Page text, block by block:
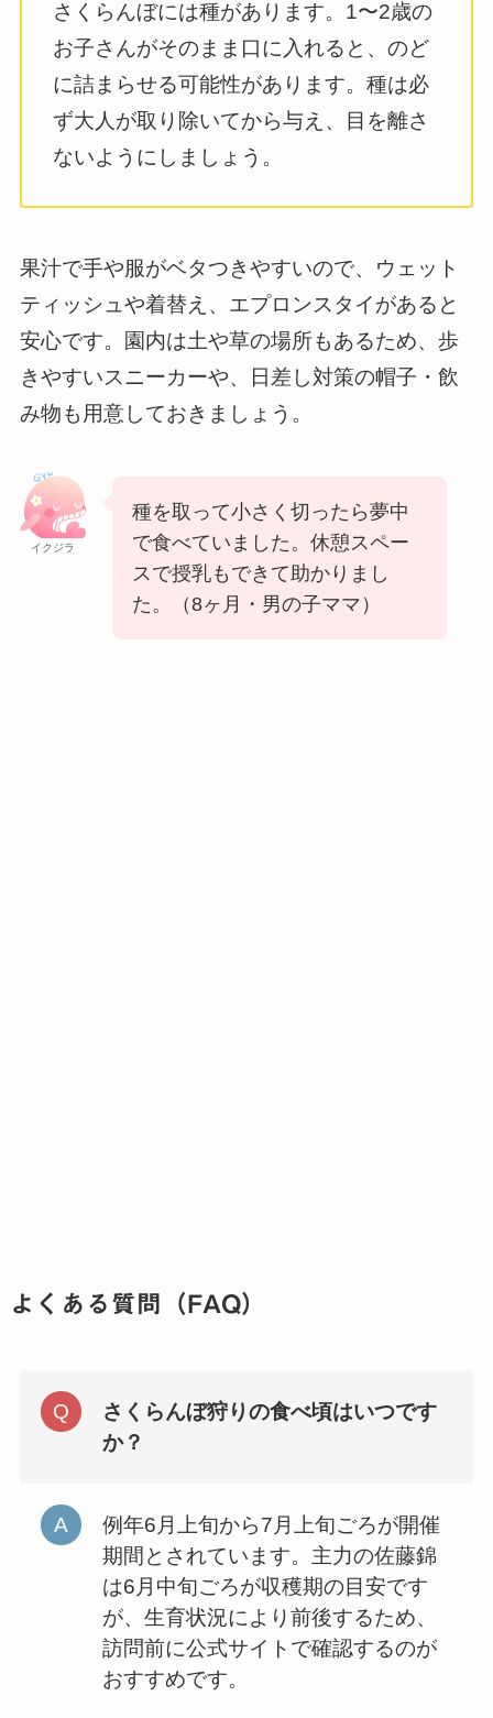
さくらんぼには種があります。1〜2歳の
お子さんがそのまま口に入れると、のど
に詰まらせる可能性があります。種は必
ず大人が取り除いてから与え、目を離さ
ないようにしましょう。
果汁で手や服がベタつきやすいので、ウェット
ティッシュや着替え、エプロンスタイがあると
安心です。園内は土や草の場所もあるため、歩
きやすいスニーカーや、日差し対策の帽子・飲
み物も用意しておきましょう。
イクジラ
種を取って小さく切ったら夢中
で食べていました。休憩スペー
スで授乳もできて助かりまし
た。（8ヶ月・男の子ママ）
よくある質問（FAQ）
さくらんぼ狩りの食べ頃はいつです
か？
例年6月上旬から7月上旬ごろが開催
期間とされています。主力の佐藤錦
は6月中旬ごろが収穫期の目安です
が、生育状況により前後するため、
訪問前に公式サイトで確認するのが
おすすめです。